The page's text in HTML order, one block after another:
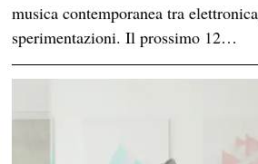
musica contemporanea tra
sperimentazioni. Il prossimo 12…